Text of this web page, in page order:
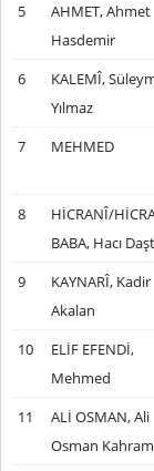
5
AHMET, Ahmet
Hasdemir
6
KALEMÎ,
Yılmaz
7 MEHMED
8
HİCRANÎ/
BABA, Hacı
9
KAYNARÎ, Kadir
Akalan
10
ELİF EFENDİ,
Mehmed
11
ALİ OSMAN, Ali
Osman